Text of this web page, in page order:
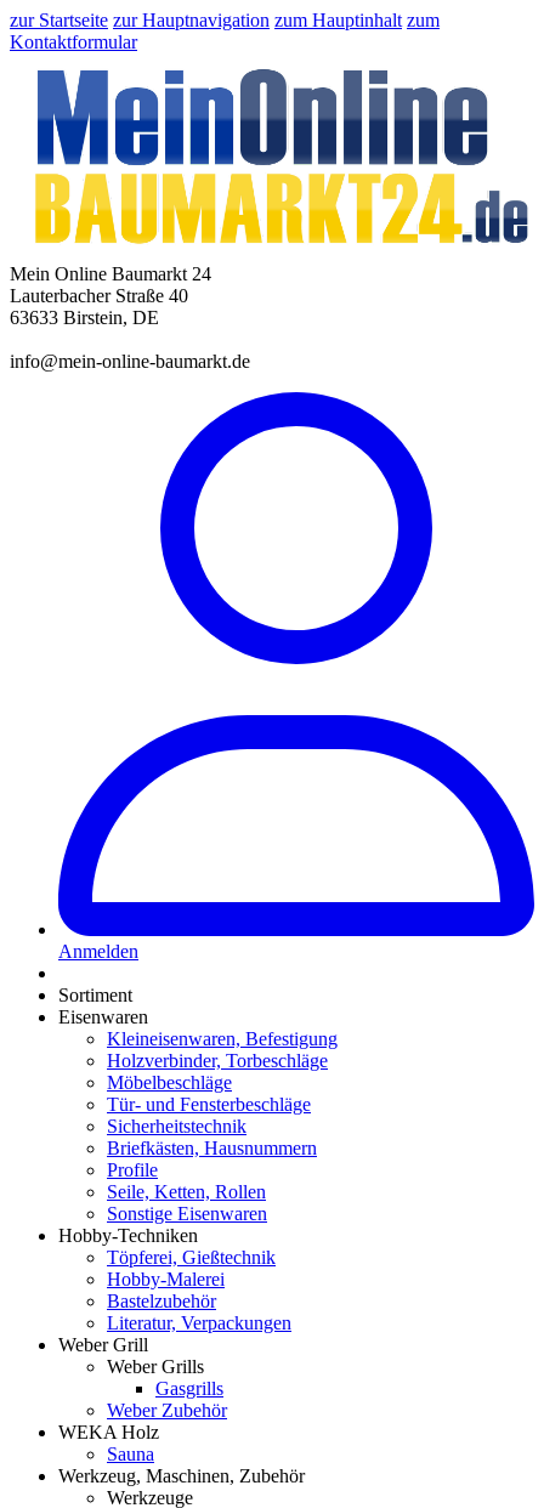
zur Startseite zur Hauptnavigation zum Hauptinhalt zum
Kontaktformular
Mein Online Baumarkt 24
Lauterbacher Straße 40
63633 Birstein, DE
info@mein-online-baumarkt.de
Anmelden
Sortiment
Eisenwaren
Kleineisenwaren, Befestigung
Holzverbinder, Torbeschläge
Möbelbeschläge
Tür- und Fensterbeschläge
Sicherheitstechnik
Briefkästen, Hausnummern
Profile
Seile, Ketten, Rollen
Sonstige Eisenwaren
Hobby-Techniken
Töpferei, Gießtechnik
Hobby-Malerei
Bastelzubehör
Literatur, Verpackungen
Weber Grill
Weber Grills
Gasgrills
Weber Zubehör
WEKA Holz
Sauna
Werkzeug, Maschinen, Zubehör
Werkzeuge